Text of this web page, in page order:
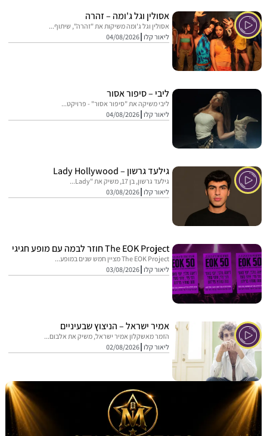
אסולין וגל ג'ומה – זהרה
אסולין וגל ג'ומה משיקות את "זהרה", שיתוף...
ליאור קלו 04/08/2026
ליבי – סיפור אסור
ליבי משיקה את "סיפור אסור" - פרויקט...
ליאור קלו 04/08/2026
גילעד גרשון – Lady Hollywood
גילעד גרשון, בן 17, משיק את "Lady...
ליאור קלו 03/08/2026
The EOK Project חוזר לבמה עם מופע חגיגי
The EOK Project מציין חמש שנים במופע...
ליאור קלו 03/08/2026
אמיר ישראל – הניצוץ שבעיניים
הזמר מאשקלון אמיר ישראל, משיק את אלבום...
ליאור קלו 02/08/2026